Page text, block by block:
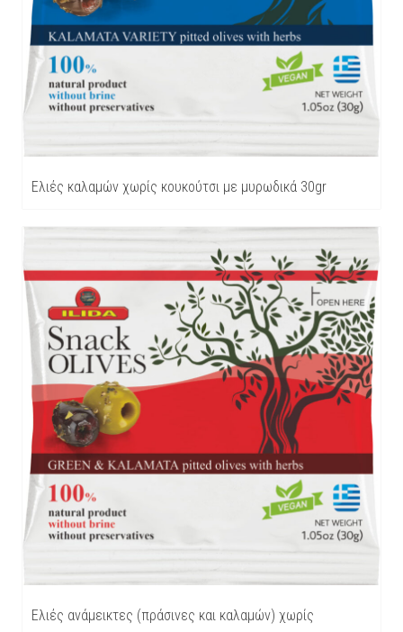
Ελιές καλαμών χωρίς κουκούτσι με μυρωδικά 30gr
Ελιές ανάμεικτες (πράσινες και καλαμών) χωρίς